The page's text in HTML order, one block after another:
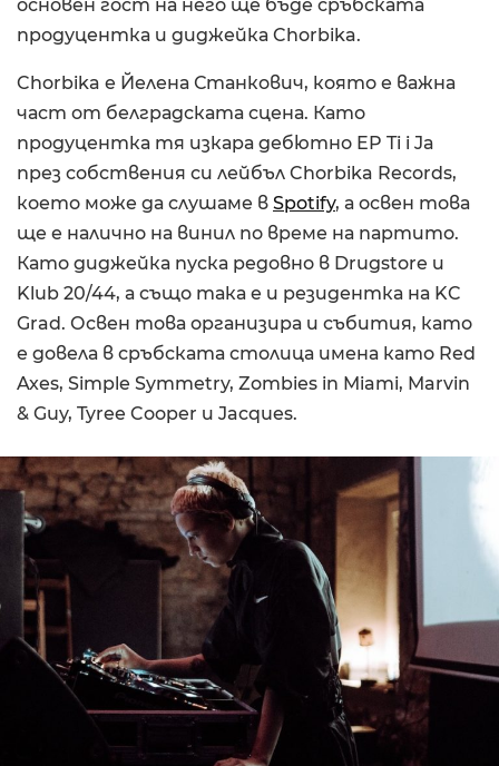
основен гост на него ще бъде сръбската
продуцентка и диджейка Chorbika.
Chorbika е Йелена Станкович, която е важна
част от белградската сцена. Като
продуцентка тя изкара дебютно EP Ti i Ja
през собствения си лейбъл Chorbika Records,
което може да слушаме в Spotify, а освен това
ще е налично на винил по време на партито.
Като диджейка пуска редовно в Drugstore и
Klub 20/44, а също така е и резидентка на KC
Grad. Освен това организира и събития, като
е довела в сръбската столица имена като Red
Axes, Simple Symmetry, Zombies in Miami, Marvin
& Guy, Tyree Cooper и Jacques.